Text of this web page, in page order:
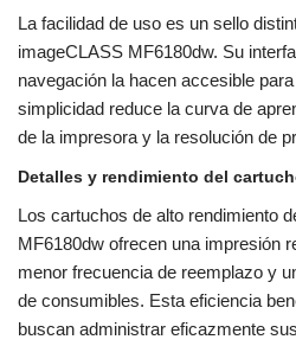
La facilidad de uso es un sello
imageCLASS MF6180dw. Su
navegación la hacen accesible
simplicidad reduce la curva de
de la impresora y la resolución de
Detalles y rendimiento del
Los cartuchos de alto rendimiento
MF6180dw ofrecen una impresión
menor frecuencia de reemplazo y
de consumibles. Esta eficiencia
buscan administrar eficazmente